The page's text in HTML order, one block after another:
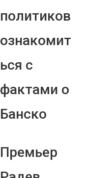
политиков
ознакомит
ься с
фактами о
Банско
Премьер